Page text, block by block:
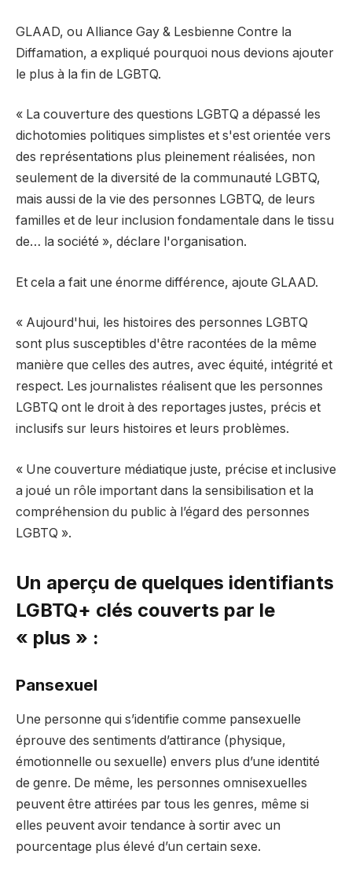
GLAAD, ou Alliance Gay & Lesbienne Contre la
Diffamation, a expliqué pourquoi nous devions ajouter
le plus à la fin de LGBTQ.
« La couverture des questions LGBTQ a dépassé les
dichotomies politiques simplistes et s'est orientée vers
des représentations plus pleinement réalisées, non
seulement de la diversité de la communauté LGBTQ,
mais aussi de la vie des personnes LGBTQ, de leurs
familles et de leur inclusion fondamentale dans le tissu
de… la société », déclare l'organisation.
Et cela a fait une énorme différence, ajoute GLAAD.
« Aujourd'hui, les histoires des personnes LGBTQ
sont plus susceptibles d'être racontées de la même
manière que celles des autres, avec équité, intégrité et
respect. Les journalistes réalisent que les personnes
LGBTQ ont le droit à des reportages justes, précis et
inclusifs sur leurs histoires et leurs problèmes.
« Une couverture médiatique juste, précise et inclusive
a joué un rôle important dans la sensibilisation et la
compréhension du public à l’égard des personnes
LGBTQ ».
Un aperçu de quelques identifiants
LGBTQ+ clés couverts par le
« plus » :
Pansexuel
Une personne qui s’identifie comme pansexuelle
éprouve des sentiments d’attirance (physique,
émotionnelle ou sexuelle) envers plus d’une identité
de genre. De même, les personnes omnisexuelles
peuvent être attirées par tous les genres, même si
elles peuvent avoir tendance à sortir avec un
pourcentage plus élevé d’un certain sexe.